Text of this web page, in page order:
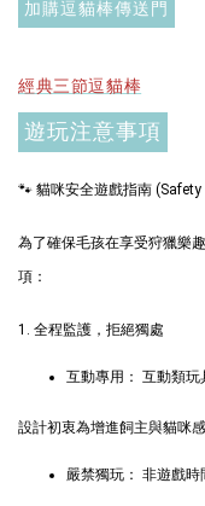
NT$ 1,250 TWD
$289加購奧咪樂
加購逗貓棒傳送門
經典三節逗貓棒
遊玩注意事項
🐾 貓咪安全遊戲指南 (Safety
為了確保毛孩在享受狩獵樂
項：
1. 全程監護，拒絕獨處
互動專用： 互動類玩
設計初衷為增進飼主與貓咪
嚴禁獨玩： 非遊戲時